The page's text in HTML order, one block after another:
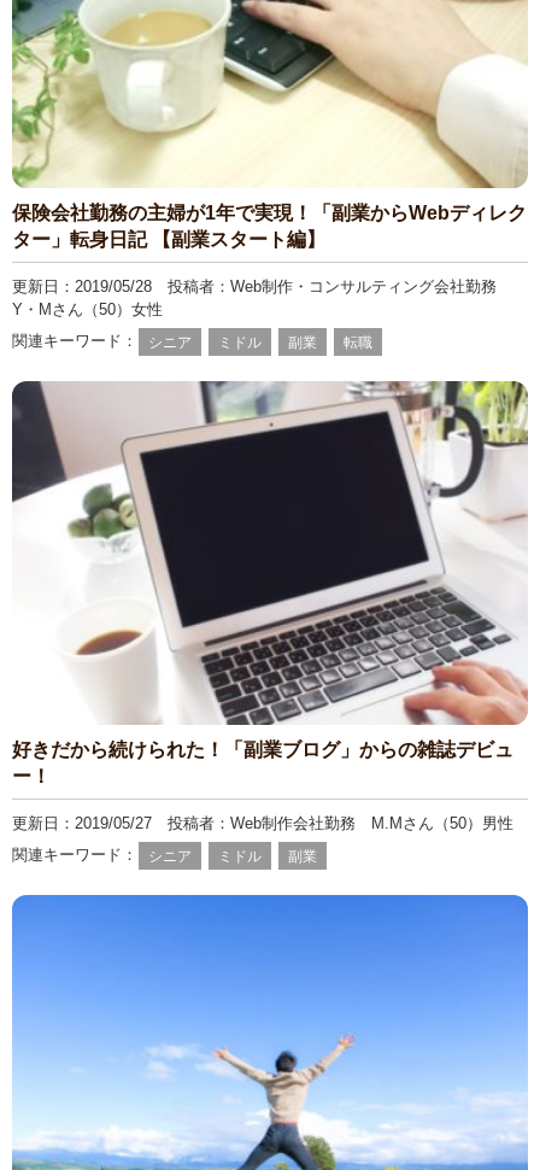
保険会社勤務の主婦が1年で実現！「副業からWebディレク
ター」転身日記 【副業スタート編】
更新日：2019/05/28 投稿者：Web制作・コンサルティング会社勤務
Y・Mさん（50）女性
関連キーワード：
シニア ミドル 副業 転職
好きだから続けられた！「副業ブログ」からの雑誌デビュ
ー！
更新日：2019/05/27 投稿者：Web制作会社勤務 M.Mさん（50）男性
関連キーワード：
シニア ミドル 副業